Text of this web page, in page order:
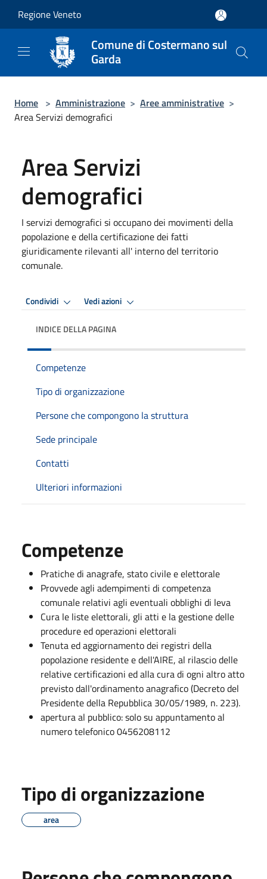
Regione Veneto
Comune di Costermano sul
Garda
Home > Amministrazione > Aree amministrative >
Area Servizi demografici
Area Servizi
demografici
I servizi demografici si occupano dei movimenti della
popolazione e della certificazione dei fatti
giuridicamente rilevanti all' interno del territorio
comunale.
Condividi Vedi azioni
INDICE DELLA PAGINA
Competenze
Tipo di organizzazione
Persone che compongono la struttura
Sede principale
Contatti
Ulteriori informazioni
Competenze
Pratiche di anagrafe, stato civile e elettorale
Provvede agli adempimenti di competenza
comunale relativi agli eventuali obblighi di leva
Cura le liste elettorali, gli atti e la gestione delle
procedure ed operazioni elettorali
Tenuta ed aggiornamento dei registri della
popolazione residente e dell'AIRE, al rilascio delle
relative certificazioni ed alla cura di ogni altro atto
previsto dall'ordinamento anagrafico (Decreto del
Presidente della Repubblica 30/05/1989, n. 223).
apertura al pubblico: solo su appuntamento al
numero telefonico 0456208112
Tipo di organizzazione
area